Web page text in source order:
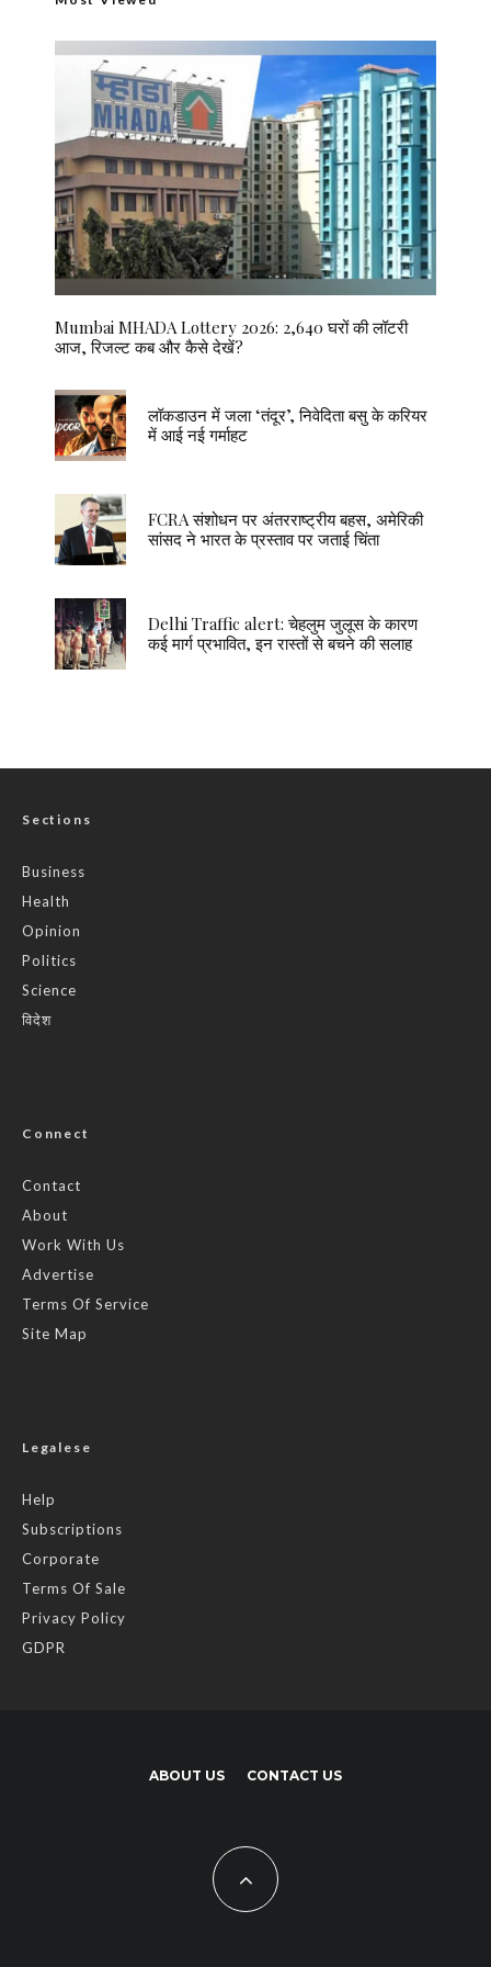
Mumbai MHADA Lottery 2026: 2,640 घरों की लॉटरी
आज, रिजल्ट कब और कैसे देखें?
लॉकडाउन में जला ‘तंदूर’, निवेदिता बसु के करियर
में आई नई गर्माहट
FCRA संशोधन पर अंतरराष्ट्रीय बहस, अमेरिकी
सांसद ने भारत के प्रस्ताव पर जताई चिंता
Delhi Traffic alert: चेहलुम जुलूस के कारण
कई मार्ग प्रभावित, इन रास्तों से बचने की सलाह
Sections
Business
Health
Opinion
Politics
Science
विदेश
Connect
Contact
About
Work With Us
Advertise
Terms Of Service
Site Map
Legalese
Help
Subscriptions
Corporate
Terms Of Sale
Privacy Policy
GDPR
ABOUT US CONTACT US